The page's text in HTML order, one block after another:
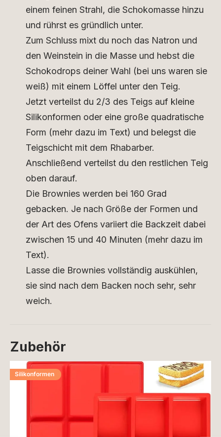
einem feinen Strahl, die Schokomasse hinzu
und rührst es gründlich unter.
Zum Schluss mixt du noch das Natron und
den Weinstein in die Masse und hebst die
Schokodrops deiner Wahl (bei uns waren sie
weiß) mit einem Löffel unter den Teig.
Jetzt verteilst du 2/3 des Teigs auf kleine
Silikonformen oder eine große quadratische
Form (mehr dazu im Text) und belegst die
Teigschicht mit dem Rhabarber.
Anschließend verteilst du den restlichen Teig
oben darauf.
Die Brownies werden bei 160 Grad
gebacken. Je nach Größe der Formen und
der Art des Ofens variiert die Backzeit dabei
zwischen 15 und 40 Minuten (mehr dazu im
Text).
Lasse die Brownies vollständig auskühlen,
sie sind nach dem Backen noch sehr, sehr
weich.
Zubehör
Silikonformen